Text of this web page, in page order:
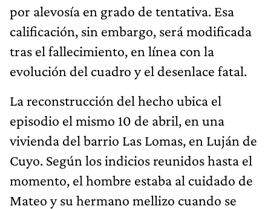
por alevosía en grado de tentativa. Esa
calificación, sin embargo, será modificada
tras el fallecimiento, en línea con la
evolución del cuadro y el desenlace fatal.
La reconstrucción del hecho ubica el
episodio el mismo 10 de abril, en una
vivienda del barrio Las Lomas, en Luján de
Cuyo. Según los indicios reunidos hasta el
momento, el hombre estaba al cuidado de
Mateo y su hermano mellizo cuando se